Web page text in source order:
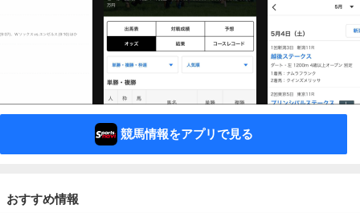
競馬情報をアプリで見る
おすすめ情報